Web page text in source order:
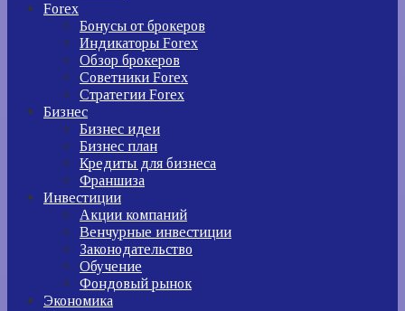
Forex
Бонусы от брокеров
Индикаторы Forex
Обзор брокеров
Советники Forex
Стратегии Forex
Бизнес
Бизнес идеи
Бизнес план
Кредиты для бизнеса
Франшиза
Инвестиции
Акции компаний
Венчурные инвестиции
Законодательство
Обучение
Фондовый рынок
Экономика